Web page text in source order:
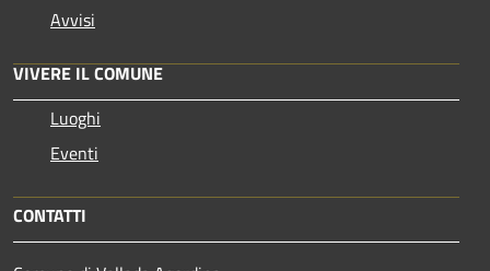
Avvisi
VIVERE IL COMUNE
Luoghi
Eventi
CONTATTI